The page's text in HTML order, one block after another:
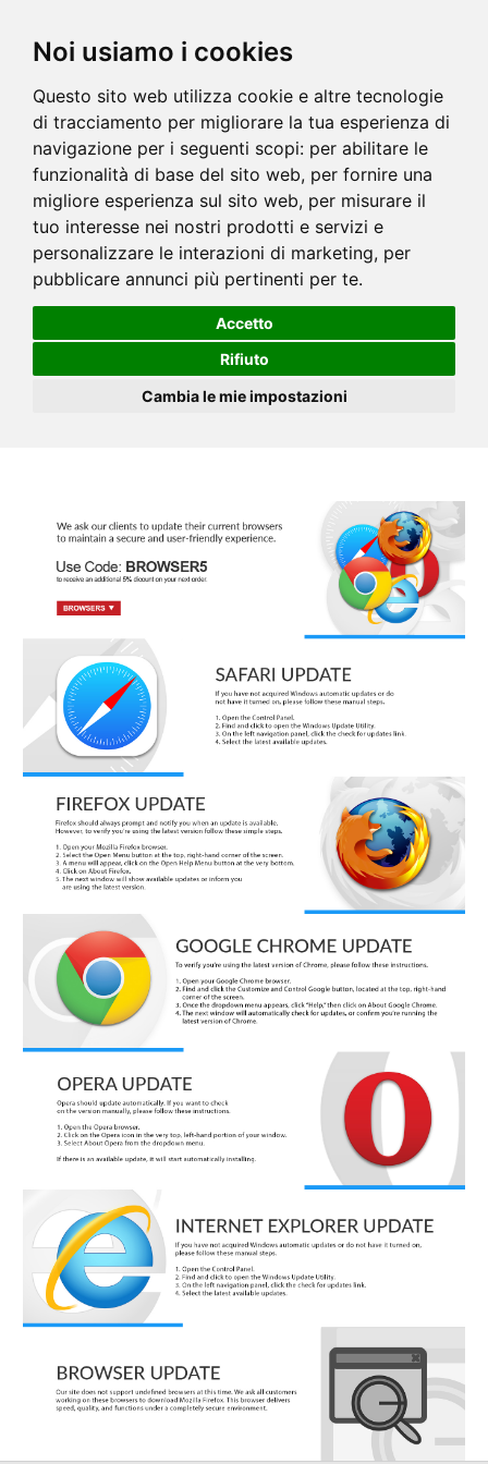
Noi usiamo i cookies
Questo sito web utilizza cookie e altre tecnologie
di tracciamento per migliorare la tua esperienza di
navigazione per i seguenti scopi: per abilitare le
funzionalità di base del sito web, per fornire una
migliore esperienza sul sito web, per misurare il
tuo interesse nei nostri prodotti e servizi e
personalizzare le interazioni di marketing, per
pubblicare annunci più pertinenti per te.
Accetto
Rifiuto
Cambia le mie impostazioni